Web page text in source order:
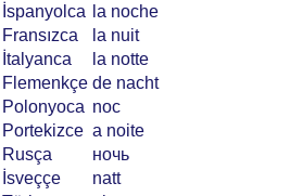
İspanyolca
la noche
Fransızca
la nuit
İtalyanca
la notte
Flemenkçe de nacht
Polonyoca noc
Portekizce a noite
Rusça
ночь
İsveççe
natt